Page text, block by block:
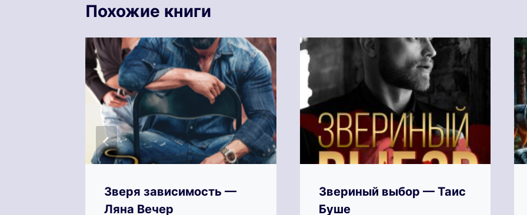
Похожие книги
Зверя зависимость —
Ляна Вечер
Звериный выбор — Таис
Буше